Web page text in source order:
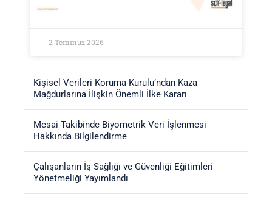
2 Temmuz 2026
Kişisel Verileri Koruma Kurulu’ndan Kaza
Mağdurlarına İlişkin Önemli İlke Kararı
Mesai Takibinde Biyometrik Veri İşlenmesi
Hakkında Bilgilendirme
Çalışanların İş Sağlığı ve Güvenliği Eğitimleri
Yönetmeliği Yayımlandı